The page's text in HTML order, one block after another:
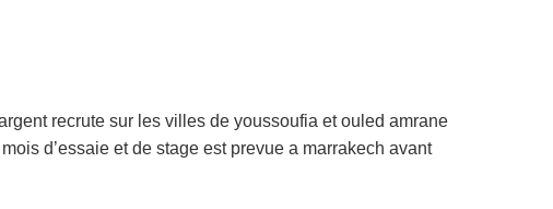
recrute sur les villes de youssoufia et ouled amrane
d’essaie et de stage est prevue a marrakech avant